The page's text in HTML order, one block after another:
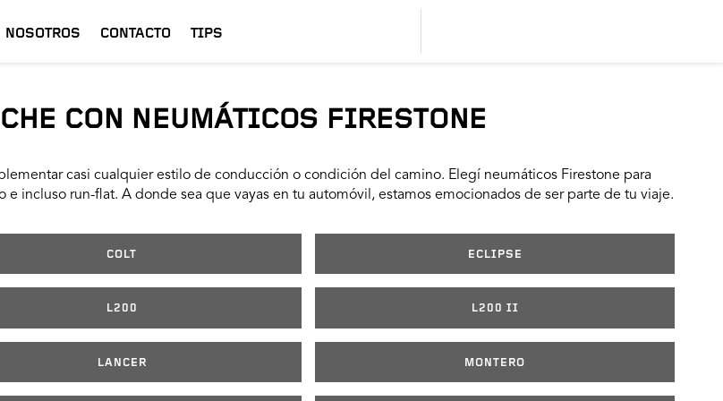
NOSOTROS CONTACTO TIPS
CON NEUMÁTICOS FIRESTONE
casi cualquier estilo de conducción o condición del camino. Elegí neumáticos Firestone para
incluso run-flat. A donde sea que vayas en tu automóvil, estamos emocionados de ser parte de tu viaje.
COLT ECLIPSE
L200 L200 II
LANCER MONTERO